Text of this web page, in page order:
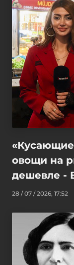
овощи на
дешевле
28 / 07 / 2026, 17:52